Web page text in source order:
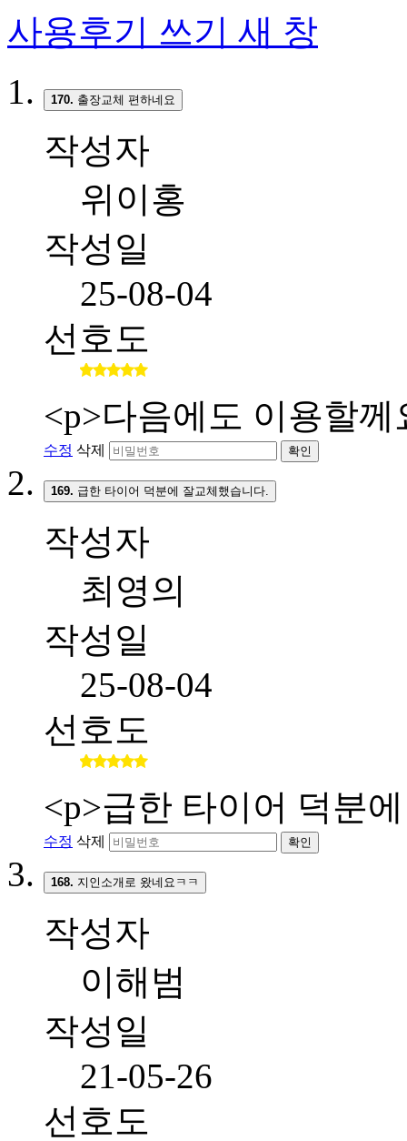
사용후기 쓰기 새 창
170. 출장교체 편하네요
작성자
위이홍
작성일
25-08-04
선호도
<p>다음에도 이용할께
수정 삭제 확인
169. 급한 타이어 덕분에 잘교체했습니다.
작성자
최영의
작성일
25-08-04
선호도
<p>급한 타이어 덕분
수정 삭제 확인
168. 지인소개로 왔네요ㅋㅋ
작성자
이해범
작성일
21-05-26
선호도